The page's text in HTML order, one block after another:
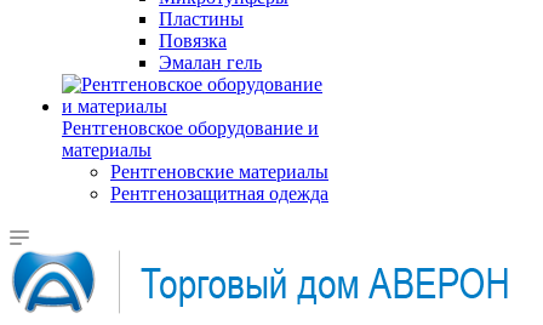
Пластины
Повязка
Эмалан гель
Рентгеновское оборудование и
материалы
Рентгеновские материалы
Рентгенозащитная одежда